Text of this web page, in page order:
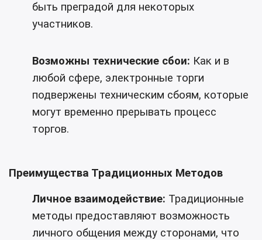
быть преградой для некоторых
участников.
Возможны технические сбои: Как и в
любой сфере, электронные торги
подвержены техническим сбоям, которые
могут временно прерывать процесс
торгов.
Преимущества Традиционных Методов
Личное взаимодействие: Традиционные
методы предоставляют возможность
личного общения между сторонами, что